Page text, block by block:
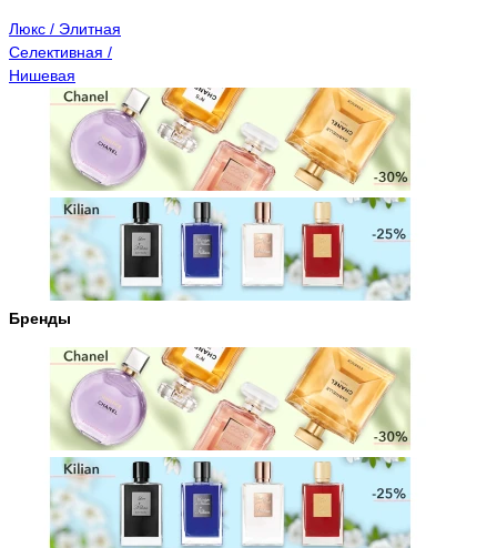
Люкс / Элитная
Селективная /
Нишевая
Бренды